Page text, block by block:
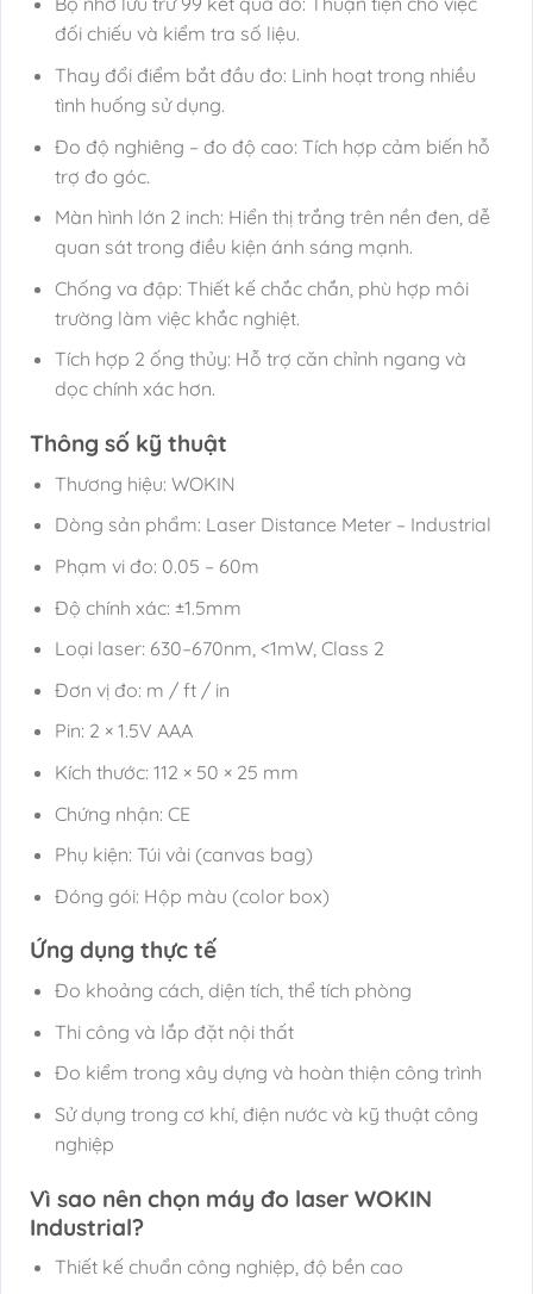
đối chiếu và kiểm tra số liệu.
Thay đổi điểm bắt đầu đo: Linh hoạt trong nhiều
tình huống sử dụng.
Đo độ nghiêng – đo độ cao: Tích hợp cảm biến hỗ
trợ đo góc.
Màn hình lớn 2 inch: Hiển thị trắng trên nền đen, dễ
quan sát trong điều kiện ánh sáng mạnh.
Chống va đập: Thiết kế chắc chắn, phù hợp môi
trường làm việc khắc nghiệt.
Tích hợp 2 ống thủy: Hỗ trợ căn chỉnh ngang và
dọc chính xác hơn.
Thông số kỹ thuật
Thương hiệu: WOKIN
Dòng sản phẩm: Laser Distance Meter – Industrial
Phạm vi đo: 0.05 – 60m
Độ chính xác: ±1.5mm
Loại laser: 630–670nm, <1mW, Class 2
Đơn vị đo: m / ft / in
Pin: 2 × 1.5V AAA
Kích thước: 112 × 50 × 25 mm
Chứng nhận: CE
Phụ kiện: Túi vải (canvas bag)
Đóng gói: Hộp màu (color box)
Ứng dụng thực tế
Đo khoảng cách, diện tích, thể tích phòng
Thi công và lắp đặt nội thất
Đo kiểm trong xây dựng và hoàn thiện công trình
Sử dụng trong cơ khí, điện nước và kỹ thuật công
nghiệp
Vì sao nên chọn máy đo laser WOKIN
Industrial?
Thiết kế chuẩn công nghiệp, độ bền cao